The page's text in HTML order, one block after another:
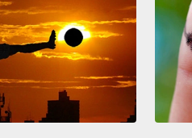
every week. Remember,
every day on
嗨，大家，這是 Ollie。萬聖
如果你喜歡，給我們一個讚